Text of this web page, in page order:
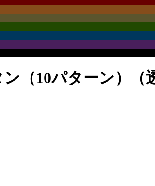
（10パターン）（